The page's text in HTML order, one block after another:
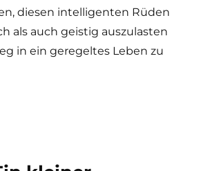
diesen intelligenten Rüden
als auch geistig auszulasten
in ein geregeltes Leben zu